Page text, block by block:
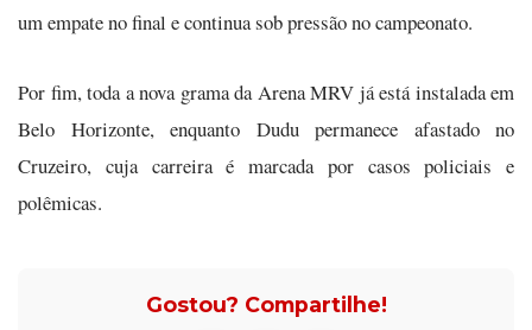
um empate no final e continua sob pressão no campeonato.
Por fim, toda a nova grama da Arena MRV já está instalada em
Belo Horizonte, enquanto Dudu permanece afastado no
Cruzeiro, cuja carreira é marcada por casos policiais e
polêmicas.
Gostou? Compartilhe!